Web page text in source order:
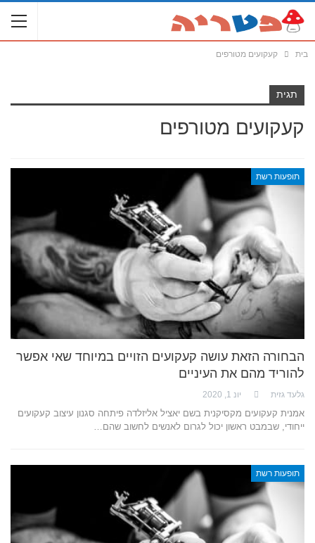
בית קעקועים מטורפים
תגית
קעקועים מטורפים
תופעות רשת
הבחורה הזאת עושה קעקועים הזויים במיוחד שאי אפשר
להוריד מהם את העיניים
גלעד גזית יונ 1, 2020
אמנית קעקועים מקסיקנית בשם יאציל אליזלדה פיתחה סגנון עיצוב קעקועים
ייחודי, שבמבט ראשון יכול לגרום לאנשים לחשוב שהם…
תופעות רשת